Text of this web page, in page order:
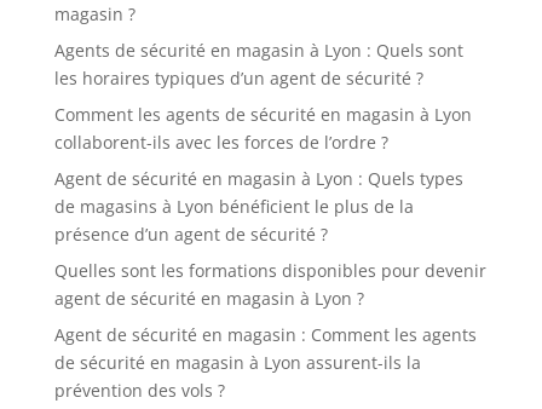
magasin ?
Agents de sécurité en magasin à Lyon : Quels sont
les horaires typiques d’un agent de sécurité ?
Comment les agents de sécurité en magasin à Lyon
collaborent-ils avec les forces de l’ordre ?
Agent de sécurité en magasin à Lyon : Quels types
de magasins à Lyon bénéficient le plus de la
présence d’un agent de sécurité ?
Quelles sont les formations disponibles pour devenir
agent de sécurité en magasin à Lyon ?
Agent de sécurité en magasin : Comment les agents
de sécurité en magasin à Lyon assurent-ils la
prévention des vols ?